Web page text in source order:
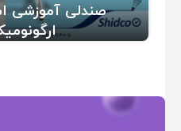
صندلی آموزشی